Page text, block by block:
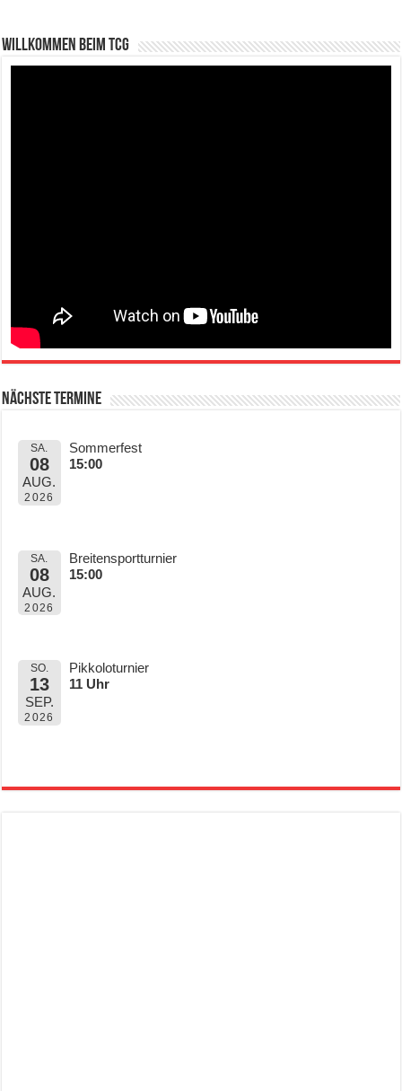
Willkommen beim TCG
Nächste Termine
SA.
08
AUG.
2026
Sommerfest
15:00
SA.
08
AUG.
2026
Breitensportturnier
15:00
SO.
13
SEP.
2026
Pikkoloturnier
11 Uhr